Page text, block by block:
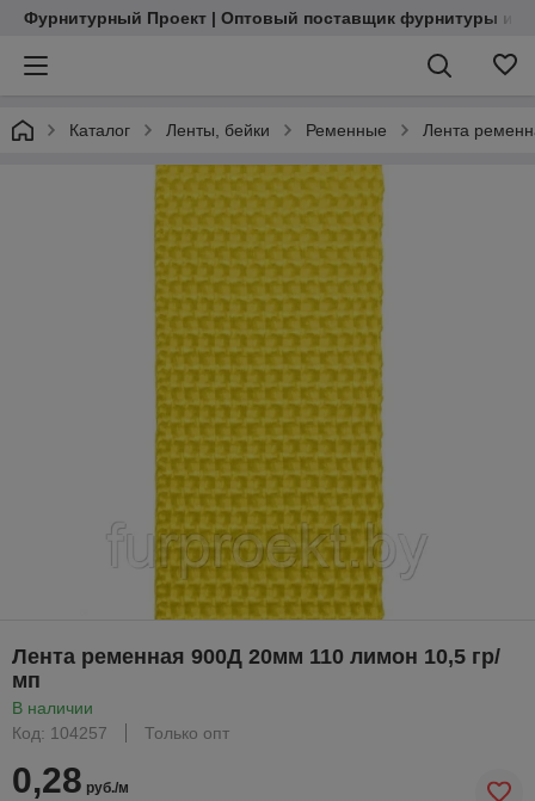
Фурнитурный Проект | Оптовый поставщик фурнитуры и
Каталог Ленты, бейки Ременные Лента
Лента ременная 900Д 20мм 110 лимон 10,5 гр/
мп
В наличии
Код: 104257
Только опт
0,28 руб./м